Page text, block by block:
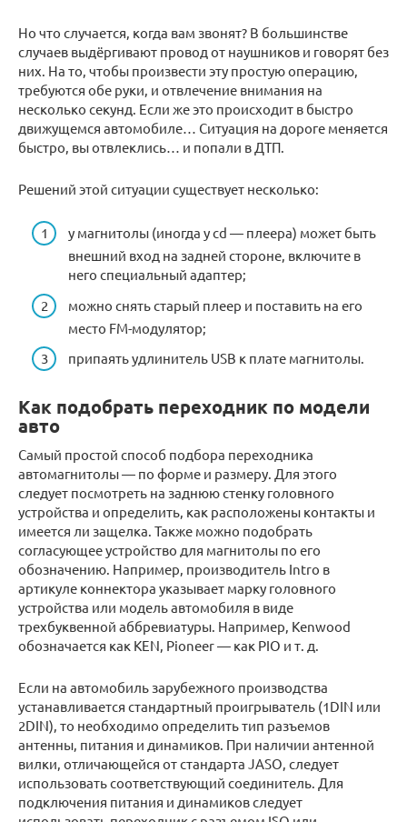
Но что случается, когда вам звонят? В большинстве
случаев выдёргивают провод от наушников и говорят без
них. На то, чтобы произвести эту простую операцию,
требуются обе руки, и отвлечение внимания на
несколько секунд. Если же это происходит в быстро
движущемся автомобиле… Ситуация на дороге меняется
быстро, вы отвлеклись… и попали в ДТП.
Решений этой ситуации существует несколько:
у магнитолы (иногда у cd — плеера) может быть
внешний вход на задней стороне, включите в
него специальный адаптер;
можно снять старый плеер и поставить на его
место FM-модулятор;
припаять удлинитель USB к плате магнитолы.
Как подобрать переходник по модели
авто
Самый простой способ подбора переходника
автомагнитолы — по форме и размеру. Для этого
следует посмотреть на заднюю стенку головного
устройства и определить, как расположены контакты и
имеется ли защелка. Также можно подобрать
согласующее устройство для магнитолы по его
обозначению. Например, производитель Intro в
артикуле коннектора указывает марку головного
устройства или модель автомобиля в виде
трехбуквенной аббревиатуры. Например, Kenwood
обозначается как KEN, Pioneer — как PIO и т. д.
Если на автомобиль зарубежного производства
устанавливается стандартный проигрыватель (1DIN или
2DIN), то необходимо определить тип разъемов
антенны, питания и динамиков. При наличии антенной
вилки, отличающейся от стандарта JASO, следует
использовать соответствующий соединитель. Для
подключения питания и динамиков следует